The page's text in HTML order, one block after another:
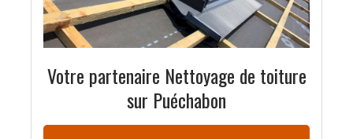
Votre partenaire Nettoyage de toiture
sur Puéchabon